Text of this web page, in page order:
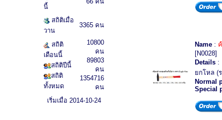
นี้
สถิติเมื่อ
วาน
3365 คน
สถิติ
เดือนนี้
สถิติปีนี้
สถิติ
ทั้งหมด
10800
คน
89803
คน
1354716
คน
เริ่มเมื่อ 2014-10-24
Name :
[N0028]
Details :
ยกโหล (
Normal
Special